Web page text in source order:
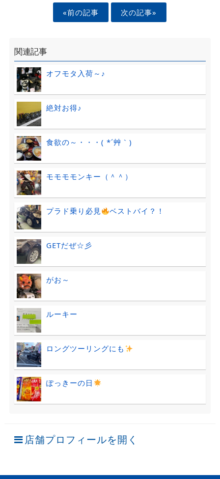
«前の記事 次の記事»
関連記事
オフモタ入荷～♪
絶対お得♪
食欲の～・・・( *´艸｀)
モモモモンキー（＾＾）
プラド乗り必見 ベストバイ？！
GETだぜ☆彡
がお～
ルーキー
ロングツーリングにも
ぽっきーの日
店舗プロフィールを開く